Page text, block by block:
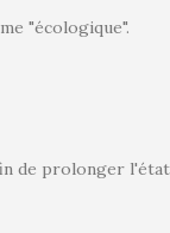
"écologique".
de prolonger l'état